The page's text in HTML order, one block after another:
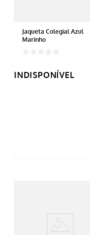
Jaqueta Colegial Azul
Marinho
INDISPONÍVEL